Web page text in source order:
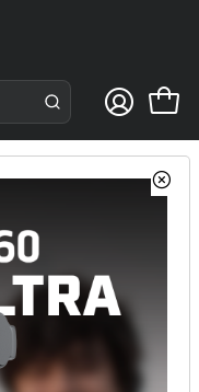
de memorias